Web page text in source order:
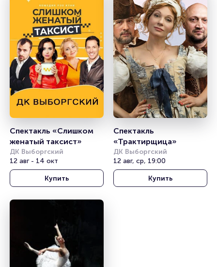
Спектакль «Слишком
женатый таксист»
ДК Выборгский
12 авг - 14 окт
Купить
Спектакль
«Трактирщица»
ДК Выборгский
12 авг, ср, 19:00
Купить